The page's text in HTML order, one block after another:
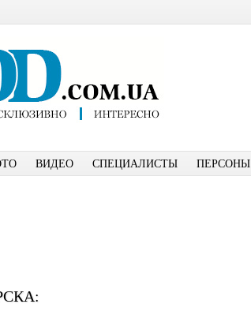
ВИДЕО СПЕЦИАЛИСТЫ ПЕРСОНЫ